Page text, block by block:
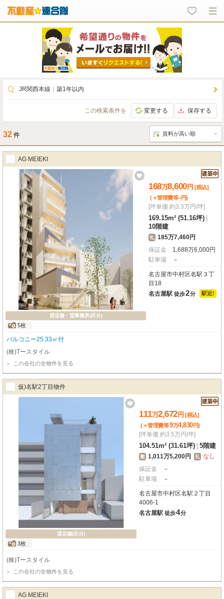
JR関西本線 築1年以内
この検索条件を 変更する 保存する
32 件
AG MEIEKI
貸店舗・貸事務所(区分)
5枚
168万8,600円 [税込]
(＋管理費等-円)
[坪単価 約3.3万円/坪]
169.15m² (51.16坪)
10階建
礼 185万7,460円
保証金
1,688万6,000円
駐車場
－
名古屋市中村区名駅３丁
目18
名古屋駅 徒歩2分 駅近!
バルコニー25.33㎡付
(株)Tースタイル
この会社の全物件を見る
仮)名駅2丁目物件
貸店舗(区分)
3枚
111万2,672円 [税込]
(＋管理費等9万4,830円)
[坪単価 約3.5万円/坪]
104.51m² (31.61坪) 5階建
敷 1,011万5,200円 礼 なし
保証金
－
駐車場
－
名古屋市中村区名駅２丁目
4006-1
名古屋駅 徒歩4分
(株)Tースタイル
この会社の全物件を見る
AG MEIEKI